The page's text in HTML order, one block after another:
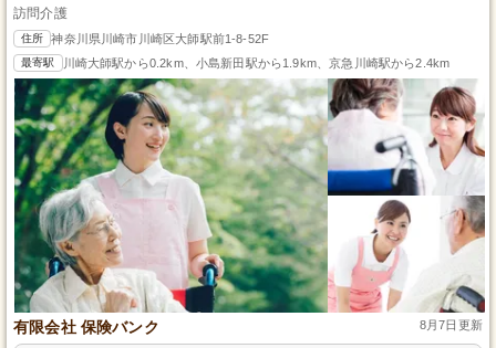
訪問介護
住所 神奈川県川崎市川崎区大師駅前1-8-52F
最寄駅 川崎大師駅から0.2km、小島新田駅から1.9km、京急川崎駅から2.4km
有限会社 保険バンク 8月7日更新